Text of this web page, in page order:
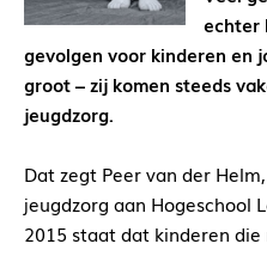
echter
gevolgen voor kinderen en
groot – zij komen steeds
jeugdzorg.
Dat zegt Peer van der
jeugdzorg aan Hogeschool
2015 staat dat kinderen